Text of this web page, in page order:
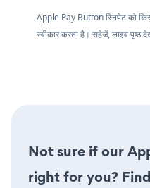
Apple Pay Button स्निपेट को
स्वीकार करता है। सहेजें, लाइव
Not sure if our
right for you?